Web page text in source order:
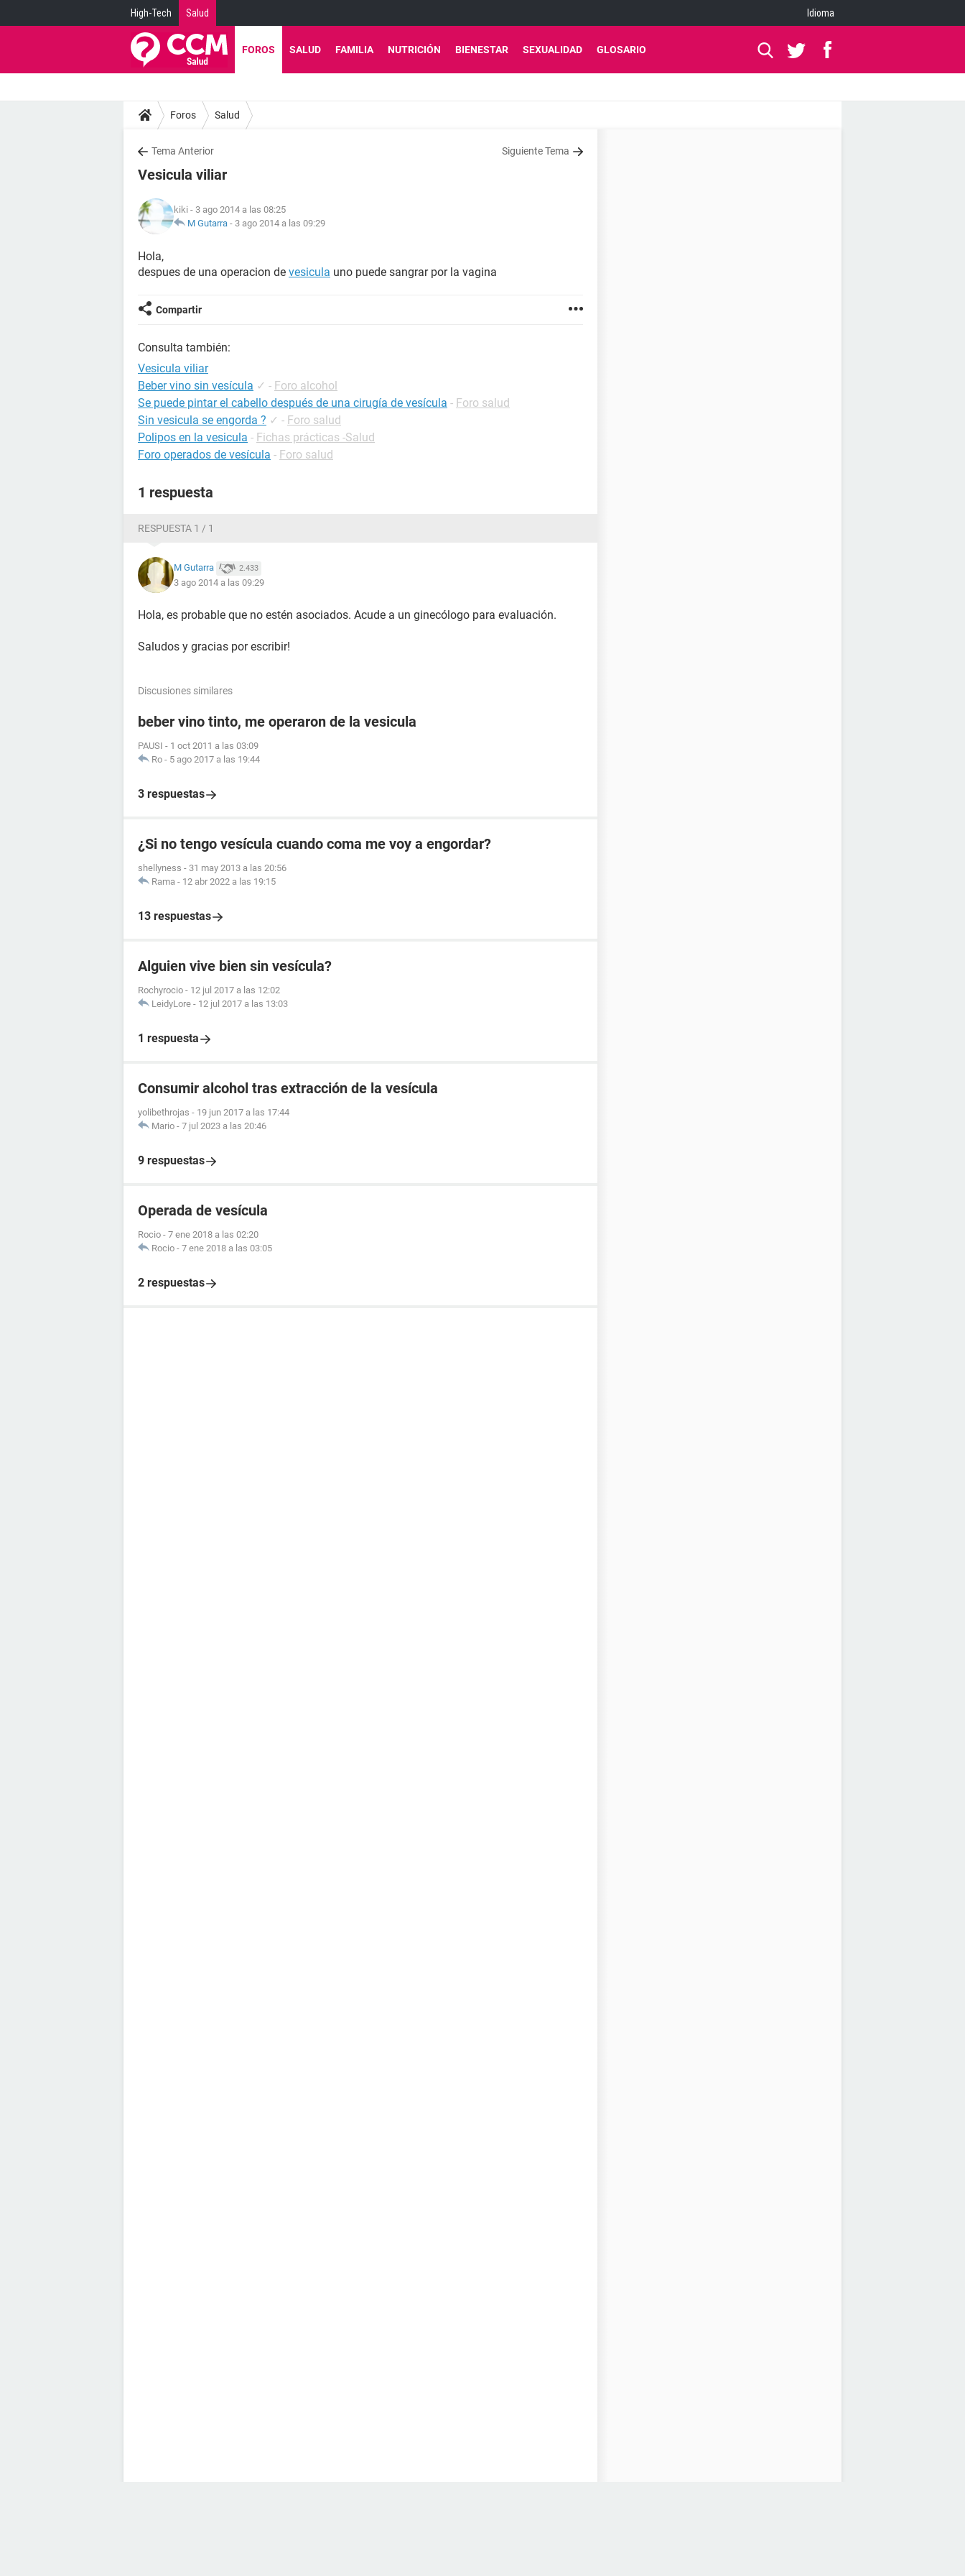
High-Tech Salud Idioma
FOROS SALUD FAMILIA NUTRICIÓN BIENESTAR SEXUALIDAD GLOSARIO
Foros Salud
Tema Anterior Siguiente Tema
Vesicula viliar
kiki - 3 ago 2014 a las 08:25
M Gutarra - 3 ago 2014 a las 09:29
Hola,
despues de una operacion de vesicula uno puede sangrar por la vagina
Compartir
Consulta también:
Vesicula viliar
Beber vino sin vesícula ✓ - Foro alcohol
Se puede pintar el cabello después de una cirugía de vesícula - Foro salud
Sin vesicula se engorda ? ✓ - Foro salud
Polipos en la vesicula - Fichas prácticas -Salud
Foro operados de vesícula - Foro salud
1 respuesta
RESPUESTA 1 / 1
M Gutarra 2.433
3 ago 2014 a las 09:29
Hola, es probable que no estén asociados. Acude a un ginecólogo para evaluación.
Saludos y gracias por escribir!
Discusiones similares
beber vino tinto, me operaron de la vesicula
PAUSI - 1 oct 2011 a las 03:09
Ro - 5 ago 2017 a las 19:44
3 respuestas
¿Si no tengo vesícula cuando coma me voy a engordar?
shellyness - 31 may 2013 a las 20:56
Rama - 12 abr 2022 a las 19:15
13 respuestas
Alguien vive bien sin vesícula?
Rochyrocio - 12 jul 2017 a las 12:02
LeidyLore - 12 jul 2017 a las 13:03
1 respuesta
Consumir alcohol tras extracción de la vesícula
yolibethrojas - 19 jun 2017 a las 17:44
Mario - 7 jul 2023 a las 20:46
9 respuestas
Operada de vesícula
Rocio - 7 ene 2018 a las 02:20
Rocio - 7 ene 2018 a las 03:05
2 respuestas